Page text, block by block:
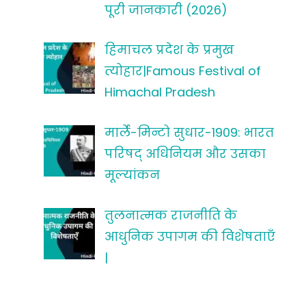
पूरी जानकारी (2026)
हिमाचल प्रदेश के प्रमुख
त्योहार|Famous Festival of
Himachal Pradesh
मार्ले-मिन्टो सुधार-1909: भारत
परिषद् अधिनियम और उसका
मूल्यांकन
तुलनात्मक राजनीति के
आधुनिक उपागम की विशेषताएँ
|